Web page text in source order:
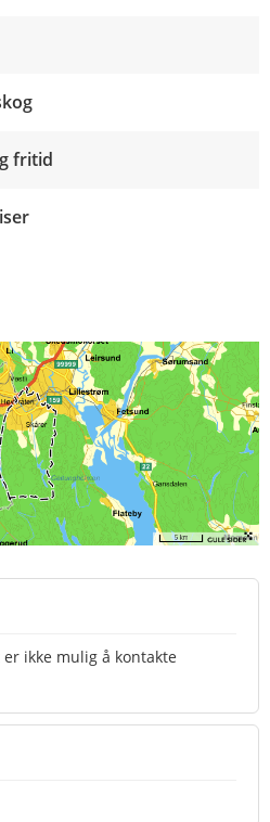
fritid
ikke mulig å kontakte